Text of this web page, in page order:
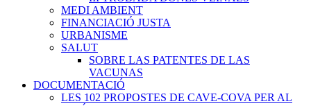
MEDI AMBIENT
FINANCIACIÓ JUSTA
URBANISME
SALUT
SOBRE LAS PATENTES DE LAS
VACUNAS
DOCUMENTACIÓ
LES 102 PROPOSTES DE CAVE-COVA PER AL